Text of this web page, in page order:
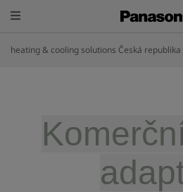
heating & cooling solutions Česká republika